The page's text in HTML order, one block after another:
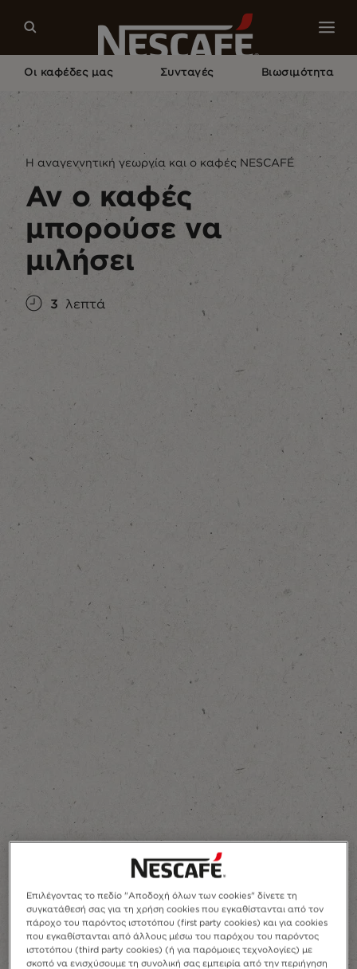
Οι καφέδες μας Συνταγές Βιωσιμότητα
Αν Ο Καφές Μπορούσε Να Μιλήσει
H αναγεννητική γεωργία και ο καφές NESCAFÉ
Αν ο καφές
μπορούσε να
μιλήσει
3 λεπτά
Προσθήκη στα αγαπημένα
Επιλέγοντας το πεδίο "Αποδοχή όλων των cookies" δίνετε τη
συγκατάθεσή σας για τη χρήση cookies που εγκαθίστανται από τον
πάροχο του παρόντος ιστοτόπου (first party cookies) και για cookies
που εγκαθίστανται από άλλους μέσω του παρόχου του παρόντος
ιστοτόπου (third party cookies) (ή για παρόμοιες τεχνολογίες) με
σκοπό να ενισχύσουμε τη συνολική σας εμπειρία από την περιήγηση